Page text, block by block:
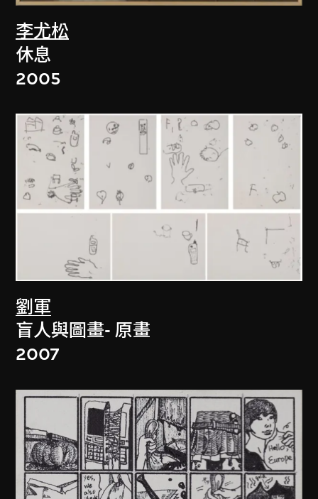
李尤松
休息
2005
劉軍
盲人與圖畫- 原畫
2007